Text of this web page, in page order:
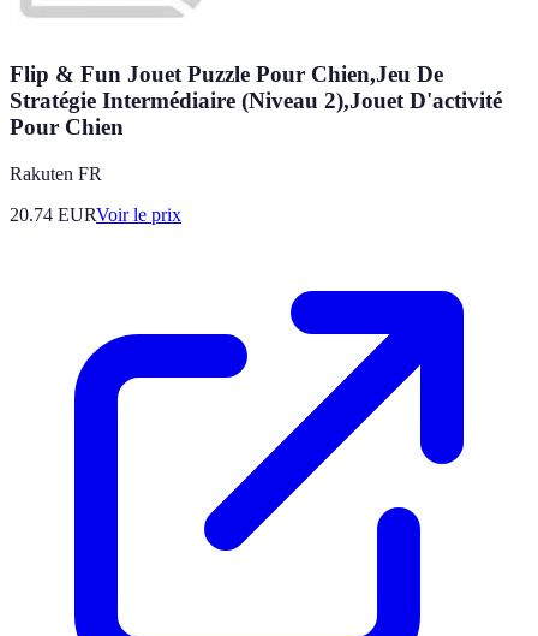
Flip & Fun Jouet Puzzle Pour Chien,Jeu De
Stratégie Intermédiaire (Niveau 2),Jouet D'activité
Pour Chien
Rakuten FR
20.74 EURVoir le prix